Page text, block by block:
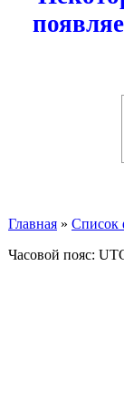
Главная » Список
Часовой пояс: